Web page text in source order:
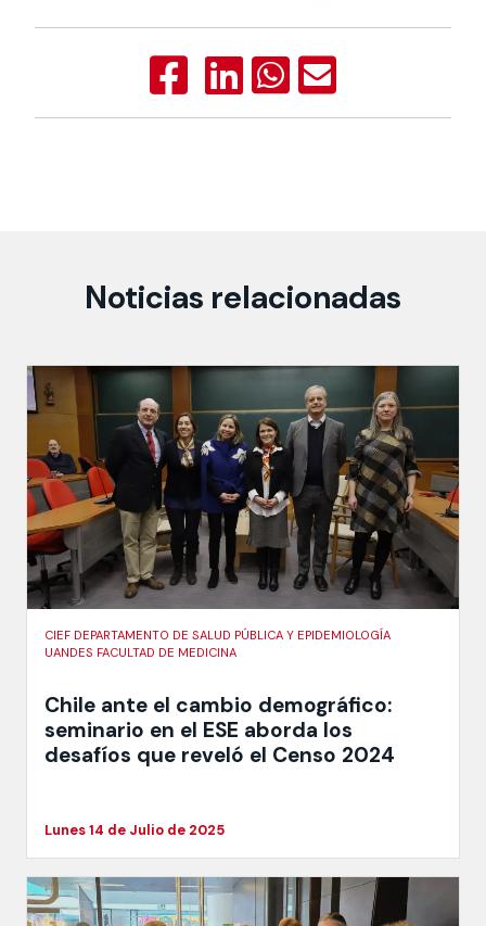
Noticias relacionadas
CIEF DEPARTAMENTO DE SALUD PÚBLICA Y EPIDEMIOLOGÍA
UANDES FACULTAD DE MEDICINA
Chile ante el cambio demográfico:
seminario en el ESE aborda los
desafíos que reveló el Censo 2024
Lunes 14 de Julio de 2025